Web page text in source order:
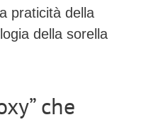
praticità della
della sorella
che